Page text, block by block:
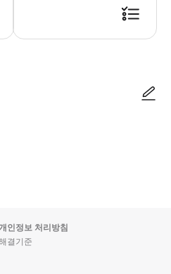
인정보 처리방침
결기준